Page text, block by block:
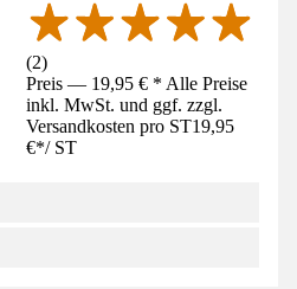
(2)
Preis — 19,95 € * Alle Preise
inkl. MwSt. und ggf. zzgl.
Versandkosten pro ST19,95
€*/ ST